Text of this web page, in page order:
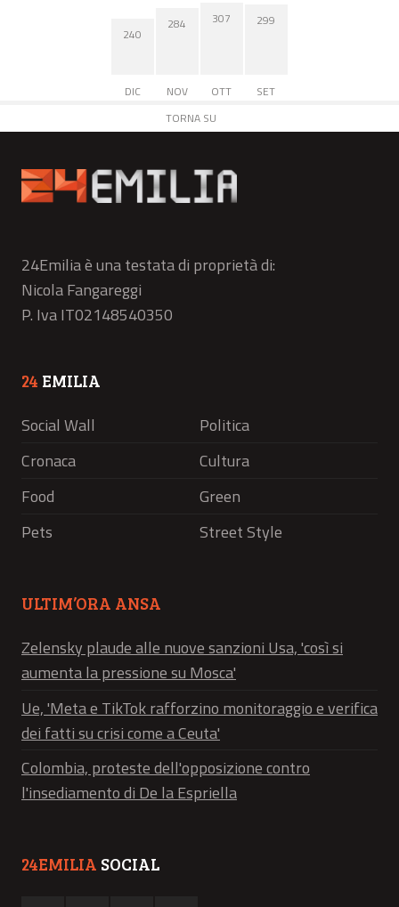
240
DIC
284
NOV
307
OTT
299
SET
TORNA SU
24Emilia è una testata di proprietà di:
Nicola Fangareggi
P. Iva IT02148540350
24 EMILIA
Social Wall
Politica
Cronaca
Cultura
Food
Green
Pets
Street Style
ULTIM’ORA ANSA
Zelensky plaude alle nuove sanzioni Usa, 'così si
aumenta la pressione su Mosca'
Ue, 'Meta e TikTok rafforzino monitoraggio e verifica
dei fatti su crisi come a Ceuta'
Colombia, proteste dell'opposizione contro
l'insediamento di De la Espriella
24EMILIA SOCIAL